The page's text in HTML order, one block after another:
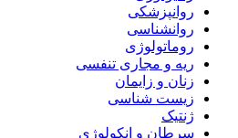
روانپزشکی
روانشناسی
روماتولوژی
ریه و مجاری تنفسی
زنان و زایمان
زیست شناسی
ژنتیک
سرطان و انکولوژی